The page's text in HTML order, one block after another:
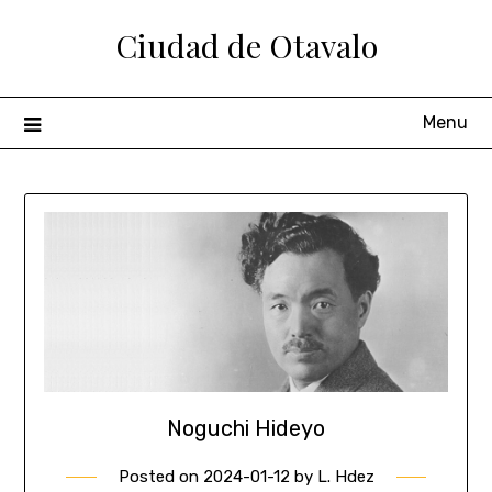
Ciudad de Otavalo
Menu
Noguchi Hideyo
Posted on 2024-01-12 by L. Hdez